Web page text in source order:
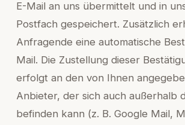
E-Mail an uns übermittelt und in
Postfach gespeichert. Zusätzlich
Anfragende eine automatische
Mail. Die Zustellung dieser
erfolgt an den von Ihnen
Anbieter, der sich auch außerhalb
befinden kann (z. B. Google Mail,